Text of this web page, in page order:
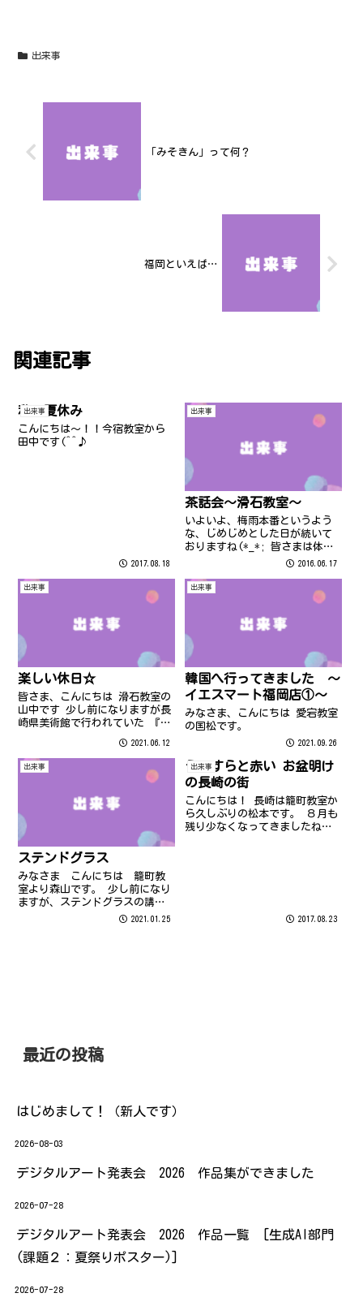
出来事
「みそきん」って何？
福岡といえば…
関連記事
出来事
私の夏休み
こんにちは～！！今宿教室から
田中です(^^♪
2017.08.18
出来事
茶話会～滑石教室～
いよいよ、梅雨本番というよう
な、じめじめとした日が続いて
おりますね(*_*; 皆さまは体調
崩されていませんか？ 梅雨だろ
元気いっぱいな滑石教室の徳永
2016.06.17
出来事
楽しい休日☆
皆さま、こんにちは 滑石教室の
山中です 少し前になりますが長
崎県美術館で行われていた 『特
増刊号』 に行ってきました 入
館してすぐコロナウイルス感染
対策のための アルコール消毒、
2021.06.12
出来事
韓国へ行ってきました ～
イエスマート福岡店①～
みなさま、こんにちは 愛宕教室
の国松です。
2021.09.26
出来事
ステンドグラス
みなさま こんにちは 籠町教
室より森山です。 少し前になり
ますが、ステンドグラスの講座
に参加してきました。 2021.01.25
出来事
うっすらと赤い お盆明け
の長崎の街
こんにちは！ 長崎は籠町教室か
ら久しぶりの松本です。 ８月も
残り少なくなってきましたね。
2017.08.23
最近の投稿
はじめまして！（新人です）
2026-08-03
デジタルアート発表会 2026 作品集ができました
2026-07-28
デジタルアート発表会 2026 作品一覧 [生成AI部門
(課題２：夏祭りポスター)]
2026-07-28